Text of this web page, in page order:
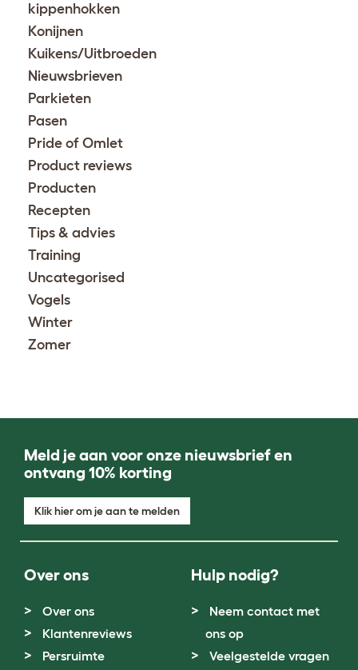
kippenhokken
Konijnen
Kuikens/Uitbroeden
Nieuwsbrieven
Parkieten
Pasen
Pride of Omlet
Product reviews
Producten
Recepten
Tips & advies
Training
Uncategorised
Vogels
Winter
Zomer
Meld je aan voor onze nieuwsbrief en
ontvang 10% korting
Klik hier om je aan te melden
Over ons
Over ons
Klantenreviews
Persruimte
Hulp nodig?
Neem contact met
ons op
Veelgestelde vragen